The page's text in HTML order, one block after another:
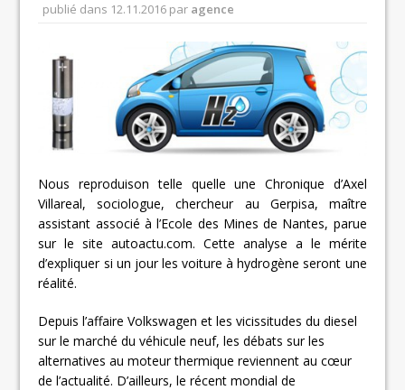
publié dans 12.11.2016 par agence
Nous reproduison telle quelle une Chronique d’Axel
Villareal, sociologue, chercheur au Gerpisa, maître
assistant associé à l’Ecole des Mines de Nantes, parue
sur le site autoactu.com. Cette analyse a le mérite
d’expliquer si un jour les voiture à hydrogène seront une
réalité.
Depuis l’affaire Volkswagen et les vicissitudes du diesel
sur le marché du véhicule neuf, les débats sur les
alternatives au moteur thermique reviennent au cœur
de l’actualité. D’ailleurs, le récent mondial de